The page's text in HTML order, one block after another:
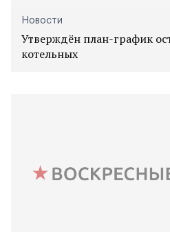
Новости
Утверждён план-график
котельных